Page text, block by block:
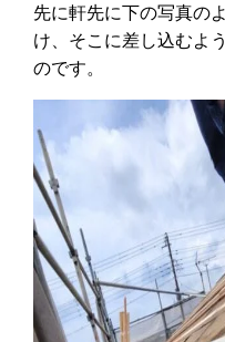
先に軒先に下の写真の
け、そこに差し込むよ
のです。